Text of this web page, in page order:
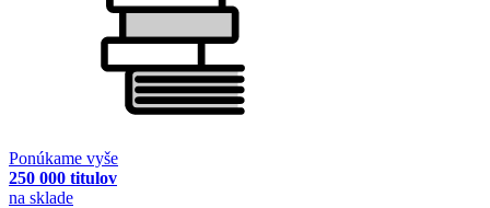
Ponúkame vyše
250 000 titulov
na sklade